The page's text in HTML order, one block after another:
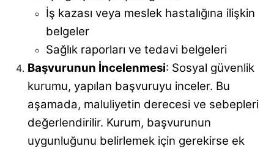
İş kazası veya meslek hastalığına ilişkin
belgeler
Sağlık raporları ve tedavi belgeleri
Başvurunun İncelenmesi: Sosyal güvenlik
kurumu, yapılan başvuruyu inceler. Bu
aşamada, maluliyetin derecesi ve sebepleri
değerlendirilir. Kurum, başvurunun
uygunluğunu belirlemek için gerekirse ek